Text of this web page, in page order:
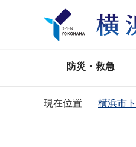
防災・救急
現在位置 横浜市